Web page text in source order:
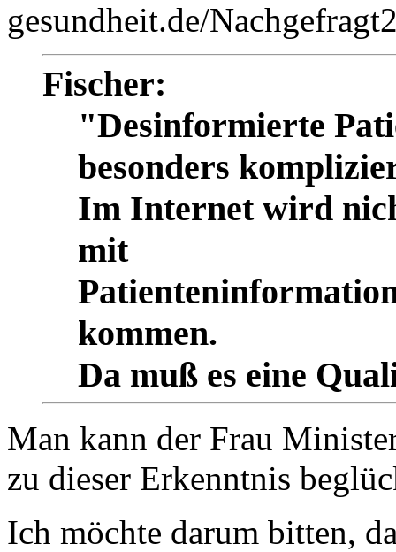
gesundheit.de/
Fischer:
"Desinformierte
besonders
Im Internet wird
mit
kommen.
Da muß es eine
Man kann der Frau
zu dieser Erkenntnis
Ich möchte darum bitten,